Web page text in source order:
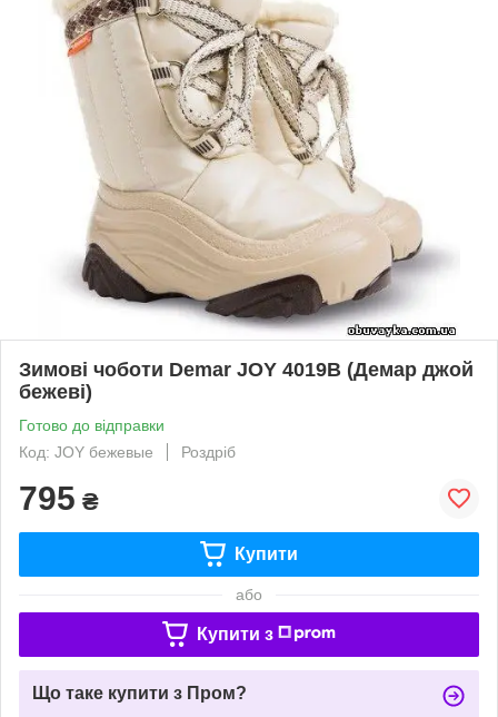
Зимові чоботи Demar JOY 4019B (Демар джой
бежеві)
Готово до відправки
Код: JOY бежевые
Роздріб
795 ₴
Купити
або
Купити з
Що таке купити з Пром?